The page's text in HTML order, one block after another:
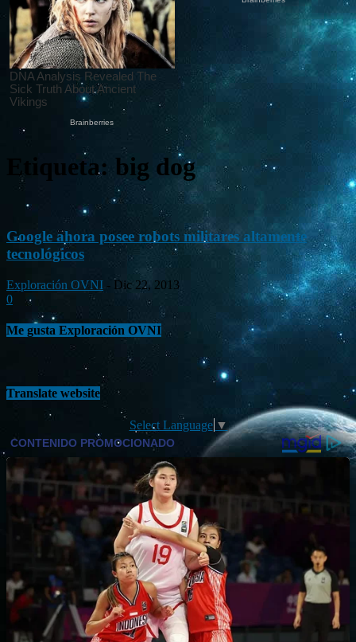
Etiqueta: big dog
Google ahora posee robots militares altamente
tecnológicos
Exploración OVNI - Dic 22, 2013
0
Me gusta Exploración OVNI
Translate website
Select Language ▼